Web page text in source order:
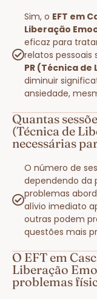
Sim, o EFT em
Liberação
eficaz para
relatos pessoais
PR (Técnica
diminuir
ansiedade,
Quantas
(Técnica de
necessárias
O número de
dependendo da
problemas
alívio imediato
outras podem
questões mais
O EFT em
Liberação
problemas